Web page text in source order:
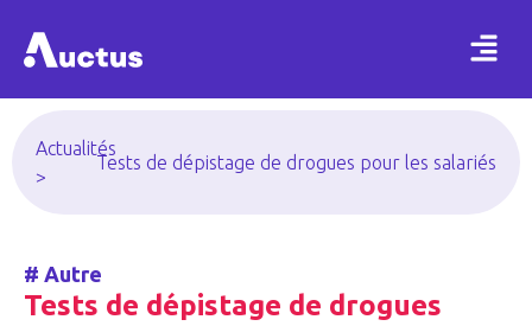
Actualités
>
Tests de dépistage de drogues pour les salariés
# Autre
Tests de dépistage de drogues